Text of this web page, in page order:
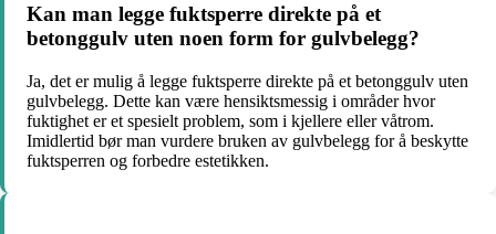
Kan man legge fuktsperre direkte på et
betonggulv uten noen form for gulvbelegg?
Ja, det er mulig å legge fuktsperre direkte på et betonggulv uten
gulvbelegg. Dette kan være hensiktsmessig i områder hvor
fuktighet er et spesielt problem, som i kjellere eller våtrom.
Imidlertid bør man vurdere bruken av gulvbelegg for å beskytte
fuktsperren og forbedre estetikken.